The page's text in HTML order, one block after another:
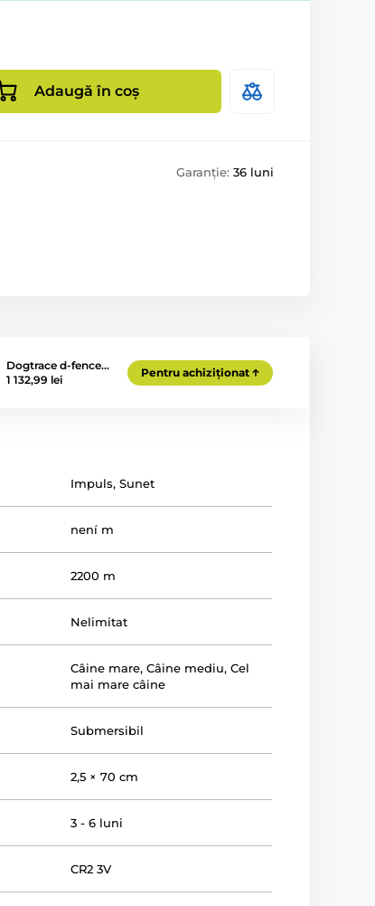
Adaugă în coș
Garanție: 36 luni
Dogtrace d‑fence…
1 132,99 lei
Pentru achiziționat
Impuls,Sunet
není m
2200 m
Nelimitat
Câine mare,Câine mediu,Cel
mai mare câine
Submersibil
2,5 × 70 cm
3 - 6 luni
CR2 3V